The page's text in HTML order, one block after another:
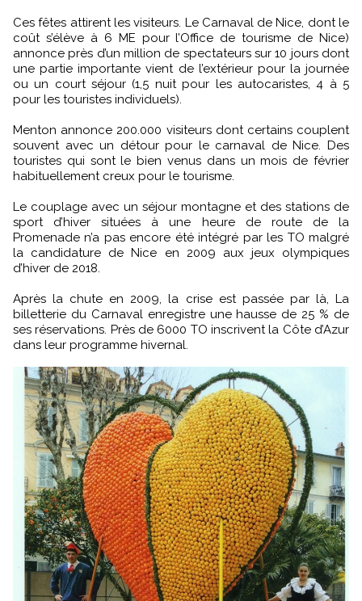
Ces fêtes attirent les visiteurs. Le Carnaval de Nice, dont le
coût s’élève à 6 ME pour l’Office de tourisme de Nice)
annonce près d’un million de spectateurs sur 10 jours dont
une partie importante vient de l’extérieur pour la journée
ou un court séjour (1,5 nuit pour les autocaristes, 4 à 5
pour les touristes individuels).
Menton annonce 200.000 visiteurs dont certains couplent
souvent avec un détour pour le carnaval de Nice. Des
touristes qui sont le bien venus dans un mois de février
habituellement creux pour le tourisme.
Le couplage avec un séjour montagne et des stations de
sport d’hiver situées à une heure de route de la
Promenade n’a pas encore été intégré par les TO malgré
la candidature de Nice en 2009 aux jeux olympiques
d’hiver de 2018.
Après la chute en 2009, la crise est passée par là, La
billetterie du Carnaval enregistre une hausse de 25 % de
ses réservations. Près de 6000 TO inscrivent la Côte d’Azur
dans leur programme hivernal.